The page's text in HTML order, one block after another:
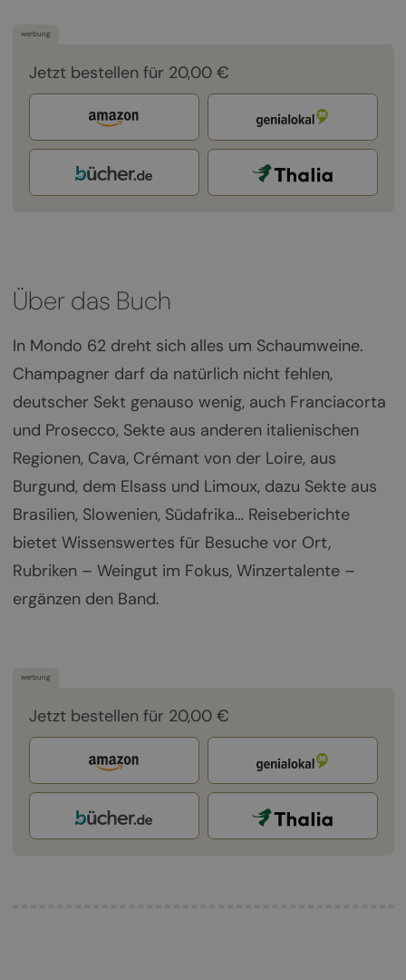
werbung
Jetzt bestellen für 20,00 €
Über das Buch
In Mondo 62 dreht sich alles um Schaumweine.
Champagner darf da natürlich nicht fehlen,
deutscher Sekt genauso wenig, auch Franciacorta
und Prosecco, Sekte aus anderen italienischen
Regionen, Cava, Crémant von der Loire, aus
Burgund, dem Elsass und Limoux, dazu Sekte aus
Brasilien, Slowenien, Südafrika… Reiseberichte
bietet Wissenswertes für Besuche vor Ort,
Rubriken – Weingut im Fokus, Winzertalente –
ergänzen den Band.
werbung
Jetzt bestellen für 20,00 €